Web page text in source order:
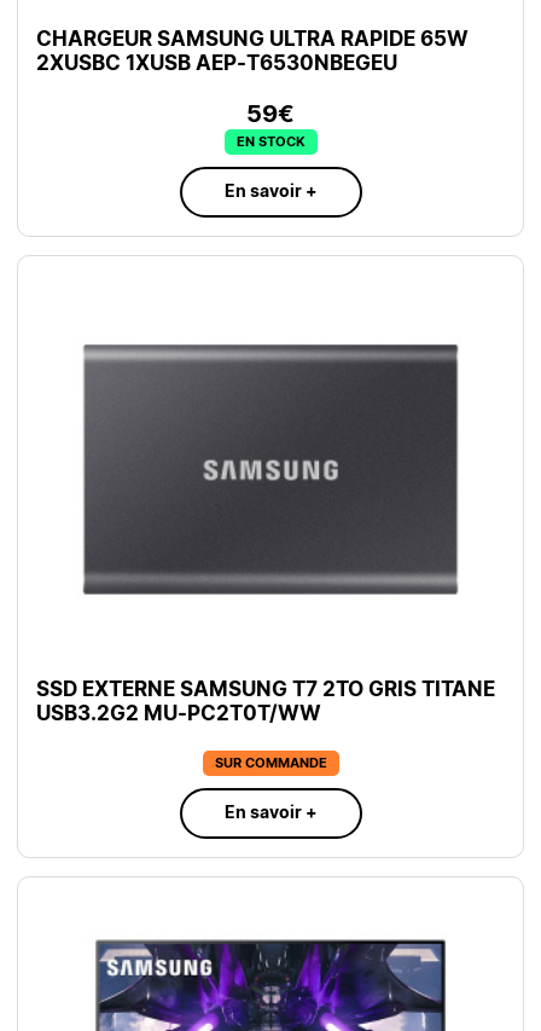
CHARGEUR SAMSUNG ULTRA RAPIDE 65W
2XUSBC 1XUSB AEP-T6530NBEGEU
59€
EN STOCK
En savoir +
SSD EXTERNE SAMSUNG T7 2TO GRIS TITANE
USB3.2G2 MU-PC2T0T/WW
SUR COMMANDE
En savoir +